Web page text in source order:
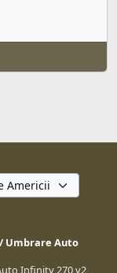
Umbrare Auto
Infinity 270 v2